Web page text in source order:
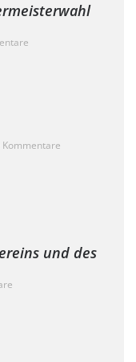
Kommentare
und des